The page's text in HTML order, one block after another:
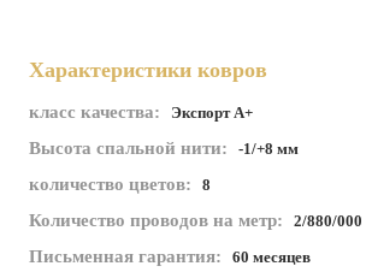
Характеристики ковров
класс качества: Экспорт А+
Высота спальной нити: -1/+8 мм
количество цветов: 8
Количество проводов на метр: 2/880/000
Письменная гарантия: 60 месяцев